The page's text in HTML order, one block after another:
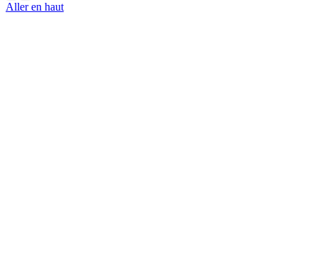
Aller en haut